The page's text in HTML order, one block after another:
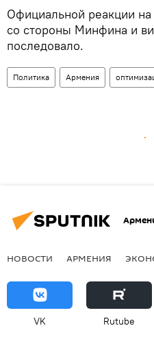
Официальной реакции
со стороны Минфина и
последовало.
Политика Армения
НОВОСТИ АРМЕНИЯ
VK Rutube